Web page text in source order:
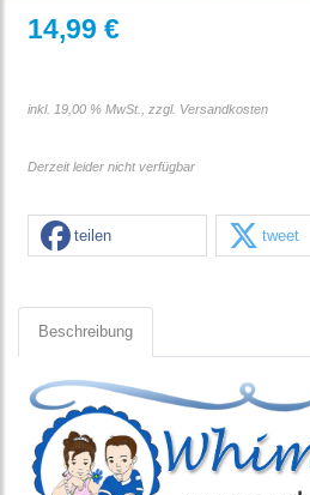
14,99 €
inkl. 19,00 % MwSt., zzgl. Versandkosten
Derzeit leider nicht verfügbar
teilen tweet
Beschreibung